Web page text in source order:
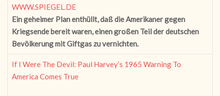
WWW.SPIEGEL.DE
Ein geheimer Plan enthüllt, daß die Amerikaner gegen
Kriegsende bereit waren, einen großen Teil der deutschen
Bevölkerung mit Giftgas zu vernichten.
If I Were The Devil: Paul Harvey’s 1965 Warning To
America Comes True